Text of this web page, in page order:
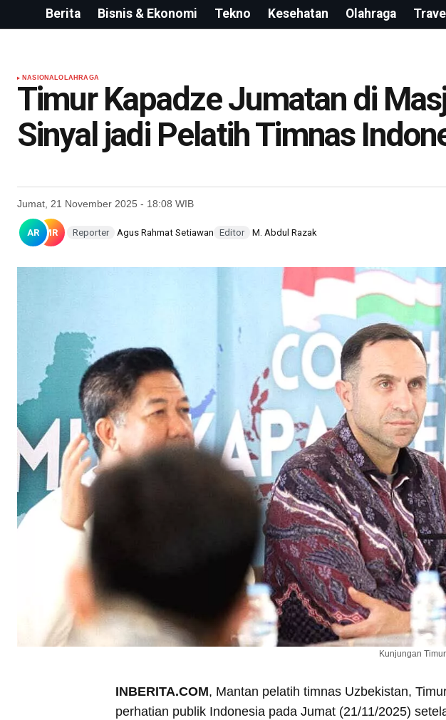
Berita Bisnis & Ekonomi Tekno Kesehatan Olahraga Travel
NASIONALOLAHRAGA
Timur Kapadze Jumatan di
Sinyal jadi Pelatih Timnas
Jumat, 21 November 2025 - 18:08 WIB
AR MR Reporter Agus Rahmat Setiawan Editor M. Abdul Razak
Kunjungan
INBERITA.COM, Mantan pelatih timnas Uzbekistan,
perhatian publik Indonesia pada Jumat (21/11/2025)